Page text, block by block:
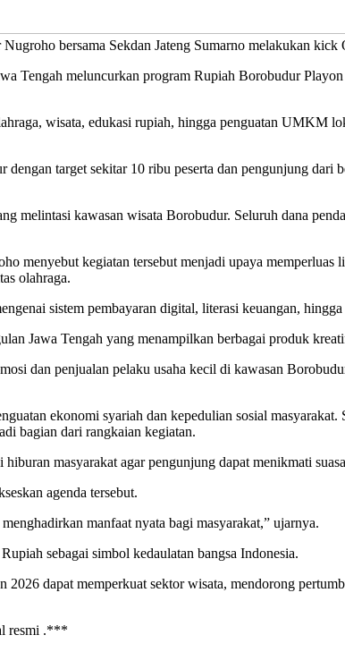
bersama Sekdan Jateng Sumarno melakukan
Tengah meluncurkan program Rupiah Borobudur
wisata, edukasi rupiah, hingga penguatan UMKM
target sekitar 10 ribu peserta dan pengunjung
melintasi kawasan wisata Borobudur. Seluruh dana
menyebut kegiatan tersebut menjadi upaya
olahraga.
sistem pembayaran digital, literasi keuangan,
Jawa Tengah yang menampilkan berbagai produk
dan penjualan pelaku usaha kecil di kawasan
ekonomi syariah dan kepedulian sosial
bagian dari rangkaian kegiatan.
masyarakat agar pengunjung dapat menikmati
agenda tersebut.
manfaat nyata bagi masyarakat,” ujarnya.
sebagai simbol kedaulatan bangsa Indonesia.
dapat memperkuat sektor wisata, mendorong
resmi .***